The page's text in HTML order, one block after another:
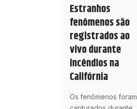
Estranhos
fenômenos são
registrados ao
vivo durante
incêndios na
Califórnia
Os fenômenos foram